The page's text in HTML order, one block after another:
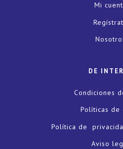
Mi
DE
Condiciones
Políticas de
Política de
Aviso